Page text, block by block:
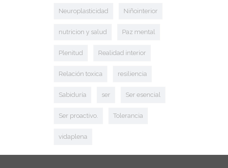
Neuroplasticidad Niñointerior
nutricion y salud Paz mental
Plenitud Realidad interior
Relación toxica resiliencia
Sabiduría ser Ser esencial
Ser proactivo. Tolerancia
vidaplena